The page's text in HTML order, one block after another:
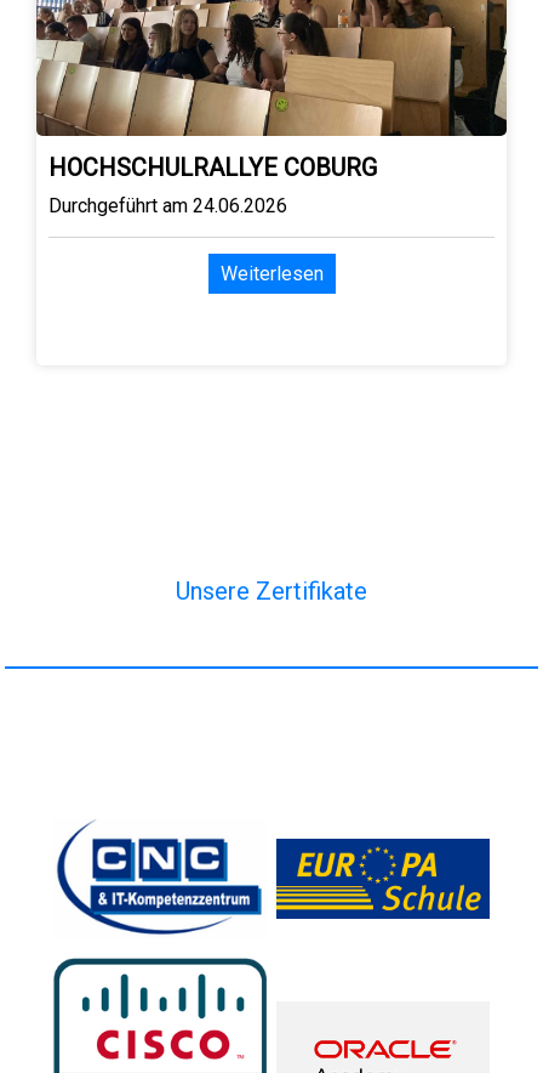
HOCHSCHULRALLYE COBURG
Durchgeführt am 24.06.2026
Weiterlesen
Unsere Zertifikate